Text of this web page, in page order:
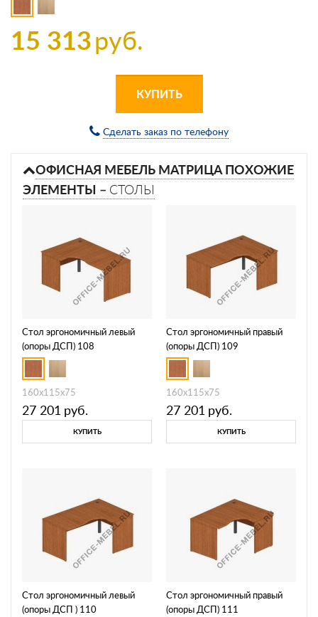
15 313руб.
КУПИТЬ
Сделать заказ по телефону
ОФИСНАЯ МЕБЕЛЬ МАТРИЦА ПОХОЖИЕ
ЭЛЕМЕНТЫ – СТОЛЫ
Стол эргономичный левый
(опоры ДСП) 108
160x115x75
27 201 руб.
КУПИТЬ
Стол эргономичный правый
(опоры ДСП) 109
160x115x75
27 201 руб.
КУПИТЬ
Стол эргономичный левый
(опоры ДСП ) 110
Стол эргономичный правый
(опоры ДСП) 111